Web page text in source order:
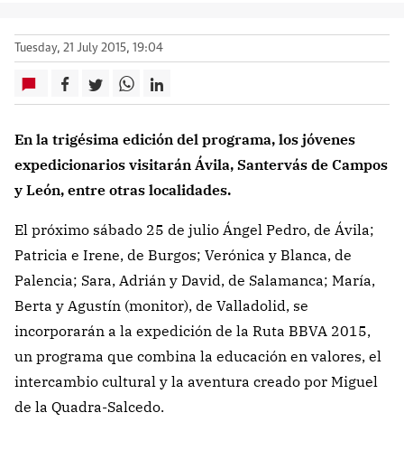
Tuesday, 21 July 2015, 19:04
En la trigésima edición del programa, los jóvenes
expedicionarios visitarán Ávila, Santervás de Campos
y León, entre otras localidades.
El próximo sábado 25 de julio Ángel Pedro, de Ávila;
Patricia e Irene, de Burgos; Verónica y Blanca, de
Palencia; Sara, Adrián y David, de Salamanca; María,
Berta y Agustín (monitor), de Valladolid, se
incorporarán a la expedición de la Ruta BBVA 2015,
un programa que combina la educación en valores, el
intercambio cultural y la aventura creado por Miguel
de la Quadra-Salcedo.